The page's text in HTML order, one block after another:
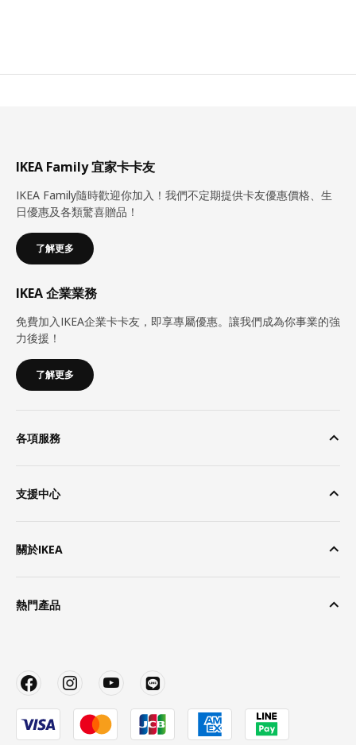
IKEA Family 宜家卡卡友
IKEA Family隨時歡迎你加入！我們不定期提供卡友優惠價格、生
日優惠及各類驚喜贈品！
了解更多
IKEA 企業業務
免費加入IKEA企業卡卡友，即享專屬優惠。讓我們成為你事業的強
力後援！
了解更多
各項服務
支援中心
關於IKEA
熱門產品